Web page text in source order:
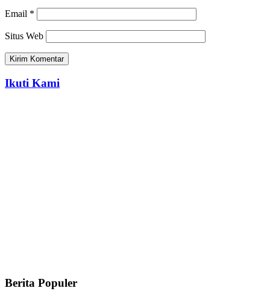
Email *
Situs Web
Ikuti Kami
Berita Populer